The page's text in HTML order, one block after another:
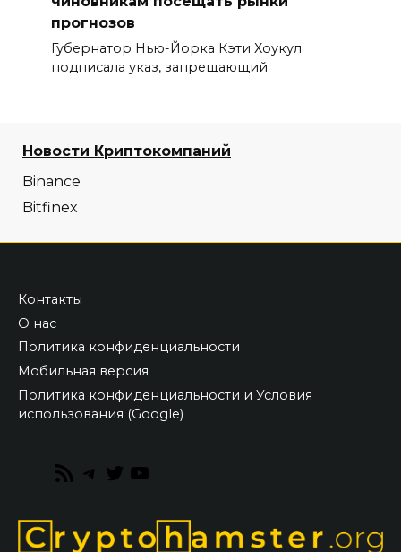
прогнозов
Губернатор Нью-Йорка Кэти Хоукул
подписала указ, запрещающий
Новости Криптокомпаний
Binance
Bitfinex
Контакты
О нас
Политика конфиденциальности
Мобильная версия
Политика конфиденциальности и Условия
использования (Google)
RSS
Telegram
Twitter